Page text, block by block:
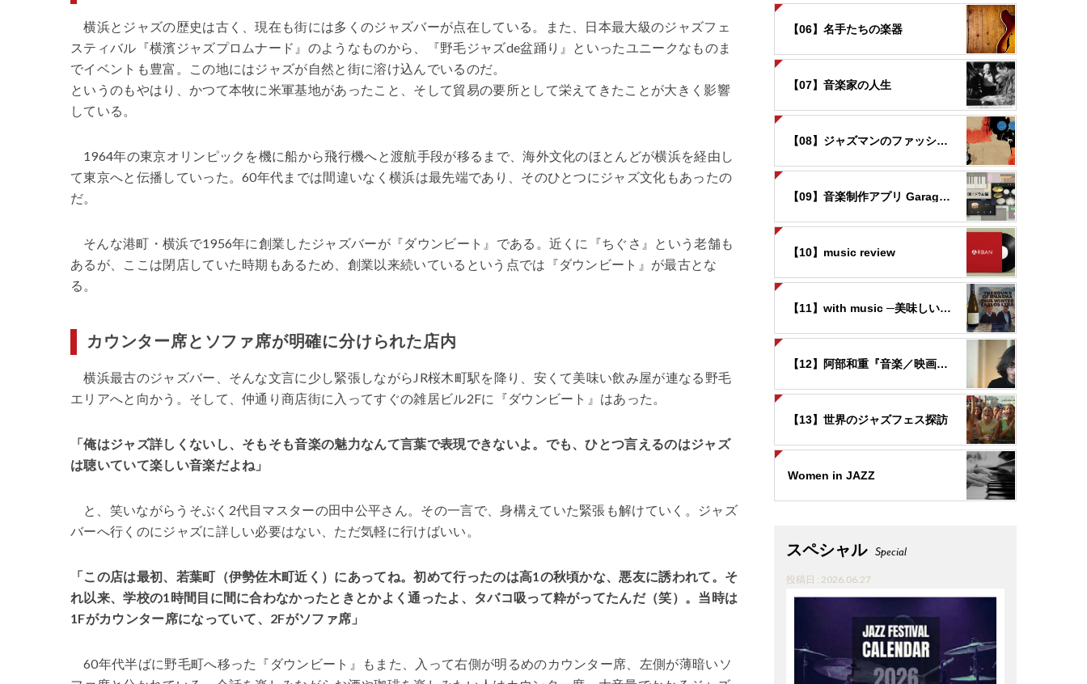
横浜とジャズの歴史は古く、現在も街には多くのジャズバーが点在している。また、日本最大級のジャズフェ
スティバル『横濱ジャズプロムナード』のようなものから、『野毛ジャズde盆踊り』といったユニークなものま
でイベントも豊富。この地にはジャズが自然と街に溶け込んでいるのだ。
というのもやはり、かつて本牧に米軍基地があったこと、そして貿易の要所として栄えてきたことが大きく影響
している。
1964年の東京オリンピックを機に船から飛行機へと渡航手段が移るまで、海外文化のほとんどが横浜を経由し
て東京へと伝播していった。60年代までは間違いなく横浜は最先端であり、そのひとつにジャズ文化もあったの
だ。
そんな港町・横浜で1956年に創業したジャズバーが『ダウンビート』である。近くに『ちぐさ』という老舗も
あるが、ここは閉店していた時期もあるため、創業以来続いているという点では『ダウンビート』が最古とな
る。
カウンター席とソファ席が明確に分けられた店内
横浜最古のジャズバー、そんな文言に少し緊張しながらJR桜木町駅を降り、安くて美味い飲み屋が連なる野毛
エリアへと向かう。そして、仲通り商店街に入ってすぐの雑居ビル2Fに『ダウンビート』はあった。
「俺はジャズ詳しくないし、そもそも音楽の魅力なんて言葉で表現できないよ。でも、ひとつ言えるのはジャズ
は聴いていて楽しい音楽だよね」
と、笑いながらうそぶく2代目マスターの田中公平さん。その一言で、身構えていた緊張も解けていく。ジャズ
バーへ行くのにジャズに詳しい必要はない、ただ気軽に行けばいい。
「この店は最初、若葉町（伊勢佐木町近く）にあってね。初めて行ったのは高1の秋頃かな、悪友に誘われて。そ
れ以来、学校の1時間目に間に合わなかったときとかよく通ったよ、タバコ吸って粋がってたんだ（笑）。当時は
1Fがカウンター席になっていて、2Fがソファ席」
60年代半ばに野毛町へ移った『ダウンビート』もまた、入って右側が明るめのカウンター席、左側が薄暗いソ
【06】名手たちの楽器
【07】音楽家の人生
【08】ジャズマンのファッション
【09】音楽制作アプリ GarageBandの世界
【10】music review
【11】with music ─美味しいお酒と音楽と─
【12】阿部和重『音楽／映画覚書』
【13】世界のジャズフェス探訪
Women in JAZZ
スペシャル Special
投稿日 : 2026.06.27